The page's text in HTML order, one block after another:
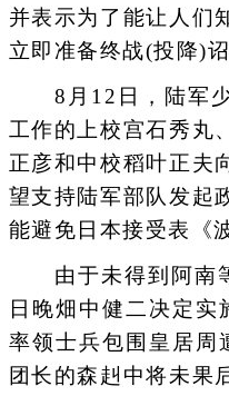
并表示为了能让人们
立即准备终战(投降)
8月12日，陆军少
工作的上校宫石秀丸
正彦和中校稻叶正夫
望支持陆军部队发起
能避免日本接受表《
由于未得到阿南
日晚畑中健二决定实
率领士兵包围皇居周
团长的森赳中将未果